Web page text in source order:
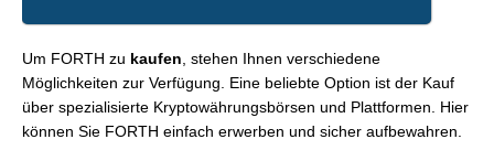
Um FORTH zu kaufen , stehen Ihnen verschiedene
Möglichkeiten zur Verfügung. Eine beliebte Option ist der Kauf
über spezialisierte Kryptowährungsbörsen und Plattformen. Hier
können Sie FORTH einfach erwerben und sicher aufbewahren.